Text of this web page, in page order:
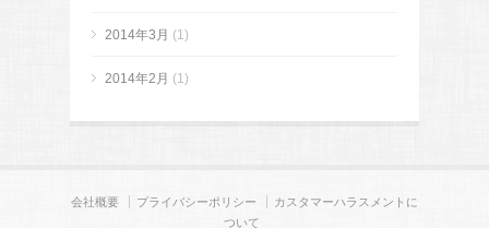
2014年3月 (1)
2014年2月 (1)
会社概要 プライバシーポリシー
カスタマーハラスメントに
ついて